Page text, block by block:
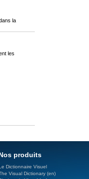
la
les
produits
Dictionnaire Visuel
Visual Dictionary (en)